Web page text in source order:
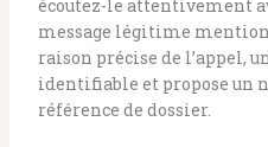
écoutez-le attentivement
message légitime
raison précise de l’appel,
identifiable et propose un
référence de dossier.